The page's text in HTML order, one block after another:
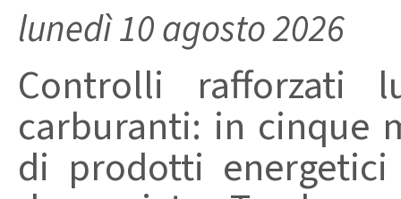
lunedì 10 agosto 2026
Controlli
carburanti: in cinque
di prodotti